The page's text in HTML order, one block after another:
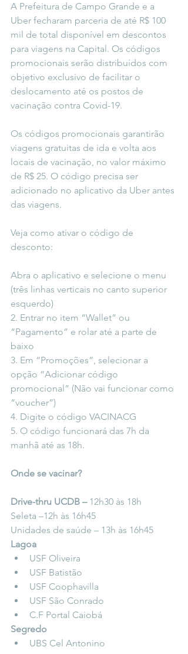
A Prefeitura de Campo Grande e a
Uber fecharam parceria de até R$ 100
mil de total disponível em descontos
para viagens na Capital. Os códigos
promocionais serão distribuídos com
objetivo exclusivo de facilitar o
deslocamento até os postos de
vacinação contra Covid-19.
Os códigos promocionais garantirão
viagens gratuitas de ida e volta aos
locais de vacinação, no valor máximo
de R$ 25. O código precisa ser
adicionado no aplicativo da Uber antes
das viagens.
Veja como ativar o código de
desconto:
Abra o aplicativo e selecione o menu
(três linhas verticais no canto superior
esquerdo)
2. Entrar no item “Wallet” ou
“Pagamento” e rolar até a parte de
baixo
3. Em “Promoções”, selecionar a
opção “Adicionar código
promocional” (Não vai funcionar como
“voucher”)
4. Digite o código VACINACG
5. O código funcionará das 7h da
manhã até as 18h.
Onde se vacinar?
Drive-thru UCDB – 12h30 às 18h
Seleta –12h às 16h45
Unidades de saúde – 13h às 16h45
Lagoa
USF Oliveira
USF Batistão
USF Coophavilla
USF São Conrado
C.F Portal Caiobá
Segredo
UBS Cel Antonino